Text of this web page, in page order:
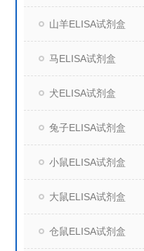
山羊ELISA试剂盒
马ELISA试剂盒
犬ELISA试剂盒
兔子ELISA试剂盒
小鼠ELISA试剂盒
大鼠ELISA试剂盒
仓鼠ELISA试剂盒